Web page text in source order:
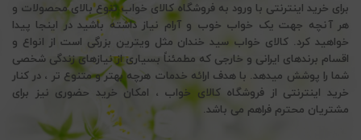
برای خرید اینترنتی با ورود به فروشگاه کالای خواب تنوع بالای محصولات و
هر آنچه جهت یک خواب خوب و آرام نیاز داشته باشید در اینجا پیدا
خواهید کرد. کالای خواب سید خندان مثل ویترین بزرگی است از انواع و
اقسام برندهای ایرانی و خارجی که مطمئناً بسیاری از نیازهای زندگی شخصی
شما را پوشش میدهد. با هدف ارائه خدمات هرچه بهتر و متنوع تر ، در کنار
خرید اینترنتی از فروشگاه کالای خواب ، امکان خرید حضوری نیز برای
مشتریان محترم فراهم می باشد.